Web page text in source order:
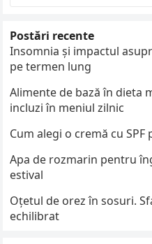
Postări recente
Insomnia și impactul
pe termen lung
Alimente de bază în dieta
incluzi în meniul zilnic
Cum alegi o cremă cu
Apa de rozmarin pentru
estival
Oțetul de orez în sosuri.
echilibrat